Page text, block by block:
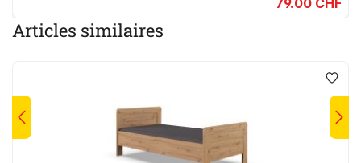
79.00 CHF
Articles similaires